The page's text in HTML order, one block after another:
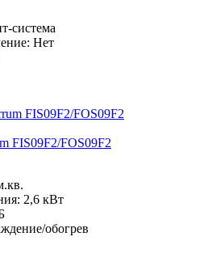
система
Нет
FIS09F2/FOS09F2
2,6 кВт
обогрев